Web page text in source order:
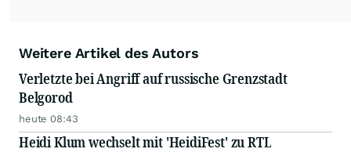
Weitere Artikel des Autors
Verletzte bei Angriff auf russische Grenzstadt
Belgorod
heute 08:43
Heidi Klum wechselt mit 'HeidiFest' zu RTL